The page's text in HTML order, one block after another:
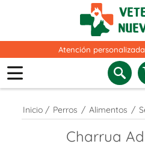
Atención
Inicio / Perros / Alimentos /
Charrua